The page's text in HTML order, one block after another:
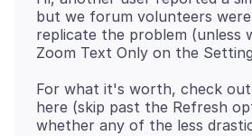
but we forum volunteers
replicate the problem (unless
For what it's worth, check
here (skip past the Refresh
whether any of the less